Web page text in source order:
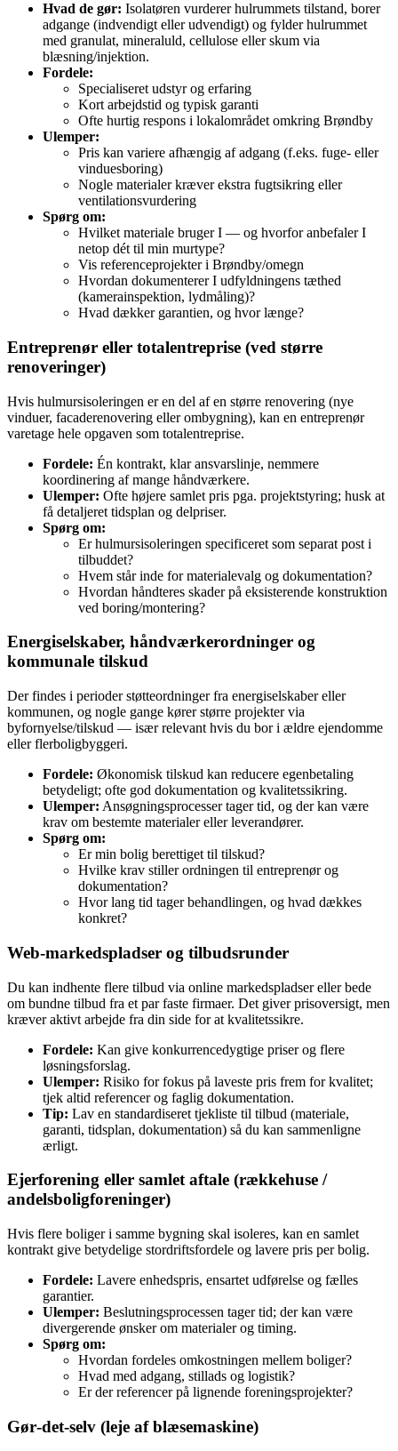
Hvad de gør: Isolatøren vurderer hulrummets tilstand, borer
adgange (indvendigt eller udvendigt) og fylder hulrummet
med granulat, mineraluld, cellulose eller skum via
blæsning/injektion.
Fordele:
Specialiseret udstyr og erfaring
Kort arbejdstid og typisk garanti
Ofte hurtig respons i lokalområdet omkring Brøndby
Ulemper:
Pris kan variere afhængig af adgang (f.eks. fuge‑ eller
vinduesboring)
Nogle materialer kræver ekstra fugtsikring eller
ventilationsvurdering
Spørg om:
Hvilket materiale bruger I — og hvorfor anbefaler I
netop dét til min murtype?
Vis referenceprojekter i Brøndby/omegn
Hvordan dokumenterer I udfyldningens tæthed
(kamerainspektion, lydmåling)?
Hvad dækker garantien, og hvor længe?
Entreprenør eller totalentreprise (ved større
renoveringer)
Hvis hulmursisoleringen er en del af en større renovering (nye
vinduer, facaderenovering eller ombygning), kan en entreprenør
varetage hele opgaven som totalentreprise.
Fordele: Én kontrakt, klar ansvarslinje, nemmere
koordinering af mange håndværkere.
Ulemper: Ofte højere samlet pris pga. projektstyring; husk at
få detaljeret tidsplan og delpriser.
Spørg om:
Er hulmursisoleringen specificeret som separat post i
tilbuddet?
Hvem står inde for materialevalg og dokumentation?
Hvordan håndteres skader på eksisterende konstruktion
ved boring/montering?
Energiselskaber, håndværkerordninger og
kommunale tilskud
Der findes i perioder støtteordninger fra energiselskaber eller
kommunen, og nogle gange kører større projekter via
byfornyelse/tilskud — især relevant hvis du bor i ældre ejendomme
eller flerboligbyggeri.
Fordele: Økonomisk tilskud kan reducere egenbetaling
betydeligt; ofte god dokumentation og kvalitetssikring.
Ulemper: Ansøgningsprocesser tager tid, og der kan være
krav om bestemte materialer eller leverandører.
Spørg om:
Er min bolig berettiget til tilskud?
Hvilke krav stiller ordningen til entreprenør og
dokumentation?
Hvor lang tid tager behandlingen, og hvad dækkes
konkret?
Web‑markedspladser og tilbudsrunder
Du kan indhente flere tilbud via online markedspladser eller bede
om bundne tilbud fra et par faste firmaer. Det giver prisoversigt, men
kræver aktivt arbejde fra din side for at kvalitetssikre.
Fordele: Kan give konkurrencedygtige priser og flere
løsningsforslag.
Ulemper: Risiko for fokus på laveste pris frem for kvalitet;
tjek altid referencer og faglig dokumentation.
Tip: Lav en standardiseret tjekliste til tilbud (materiale,
garanti, tidsplan, dokumentation) så du kan sammenligne
ærligt.
Ejerforening eller samlet aftale (rækkehuse /
andelsboligforeninger)
Hvis flere boliger i samme bygning skal isoleres, kan en samlet
kontrakt give betydelige stordriftsfordele og lavere pris per bolig.
Fordele: Lavere enhedspris, ensartet udførelse og fælles
garantier.
Ulemper: Beslutningsprocessen tager tid; der kan være
divergerende ønsker om materialer og timing.
Spørg om:
Hvordan fordeles omkostningen mellem boliger?
Hvad med adgang, stillads og logistik?
Er der referencer på lignende foreningsprojekter?
Gør‑det‑selv (leje af blæsemaskine)